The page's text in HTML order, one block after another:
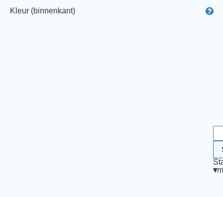
Kleur (binnenkant)
▾